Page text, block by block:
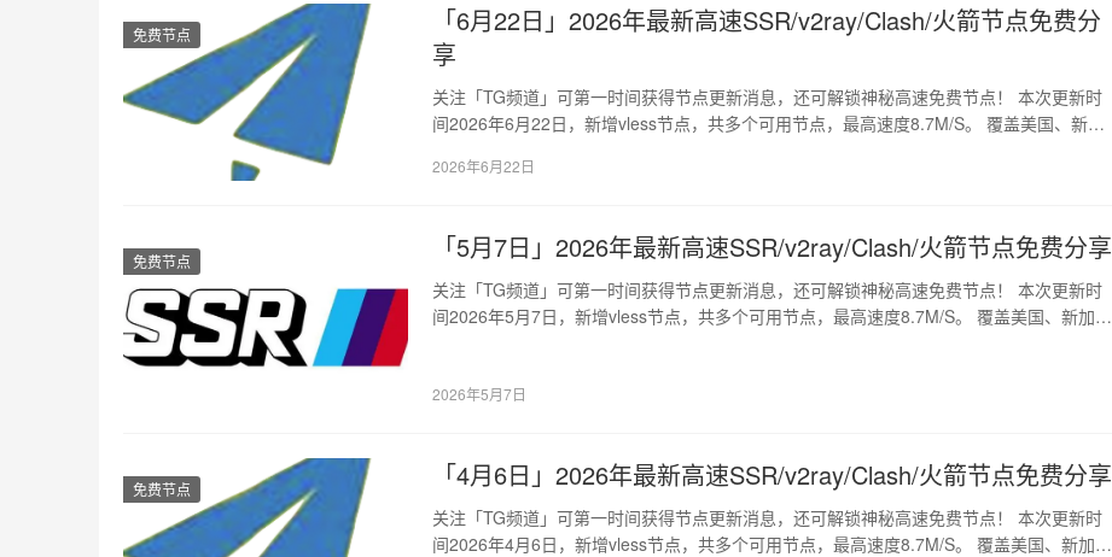
免费节点
「6月22日」2026年最新高速SSR/v2ray/Clash/火箭节点免费分
享
关注「TG频道」可第一时间获得节点更新消息，还可解锁神秘高速免费节点！ 本次更新时
间2026年6月22日，新增vless节点，共多个可用节点，最高速度8.7M/S。 覆盖美国、新
2026年6月22日
免费节点 「5月7日」2026年最新高速SSR/v2ray/Clash/火箭节点免费分享
关注「TG频道」可第一时间获得节点更新消息，还可解锁神秘高速免费节点！ 本次更新时
间2026年5月7日，新增vless节点，共多个可用节点，最高速度8.7M/S。 覆盖美国、新加
2026年5月7日
免费节点 「4月6日」2026年最新高速SSR/v2ray/Clash/火箭节点免费分享
关注「TG频道」可第一时间获得节点更新消息，还可解锁神秘高速免费节点！ 本次更新时
间2026年4月6日，新增vless节点，共多个可用节点，最高速度8.7M/S。 覆盖美国、新加